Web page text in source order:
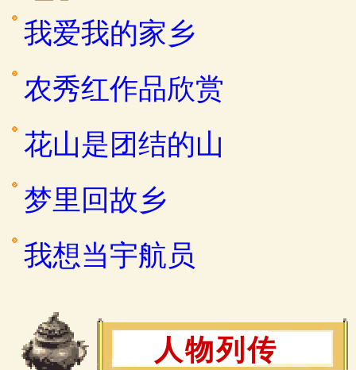
我爱我的家乡
农秀红作品欣赏
花山是团结的山
梦里回故乡
我想当宇航员
人物列传